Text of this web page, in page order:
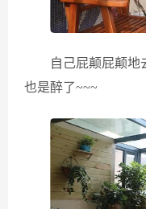
自己屁颠屁颠地
也是醉了~~~